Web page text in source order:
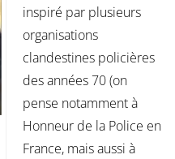
inspiré par plusieurs
organisations
clandestines policières
des années 70 (on
pense notamment à
Honneur de la Police en
France, mais aussi à